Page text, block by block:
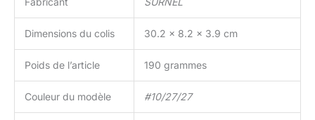
Dimensions du colis 30.2 x 8.2 x 3.9 cm
Poids de l’article 190 grammes
Couleur du modèle #10/27/27